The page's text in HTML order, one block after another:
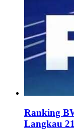
Ranking
Langkau